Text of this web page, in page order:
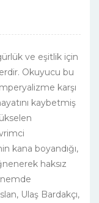
ve eşitlik için
Okuyucu bu
karşı
kaybetmiş
kana boyandığı,
haksız
Ulaş Bardakçı,